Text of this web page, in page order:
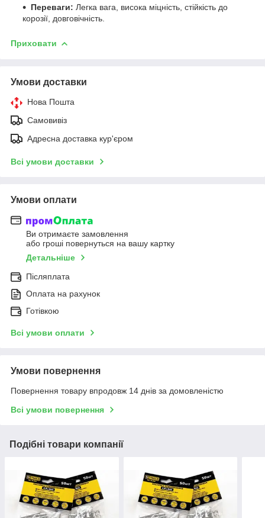
Переваги: Легка вага, висока міцність, стійкість до
корозії, довговічність.
Приховати
Умови доставки
Нова Пошта
Самовивіз
Адресна доставка кур'єром
Всі умови доставки
Умови оплати
Ви отримаєте замовлення
або гроші повернуться на вашу картку
Детальніше
Післяплата
Оплата на рахунок
Готівкою
Всі умови оплати
Умови повернення
Повернення товару впродовж 14 днів за домовленістю
Всі умови повернення
Подібні товари компанії